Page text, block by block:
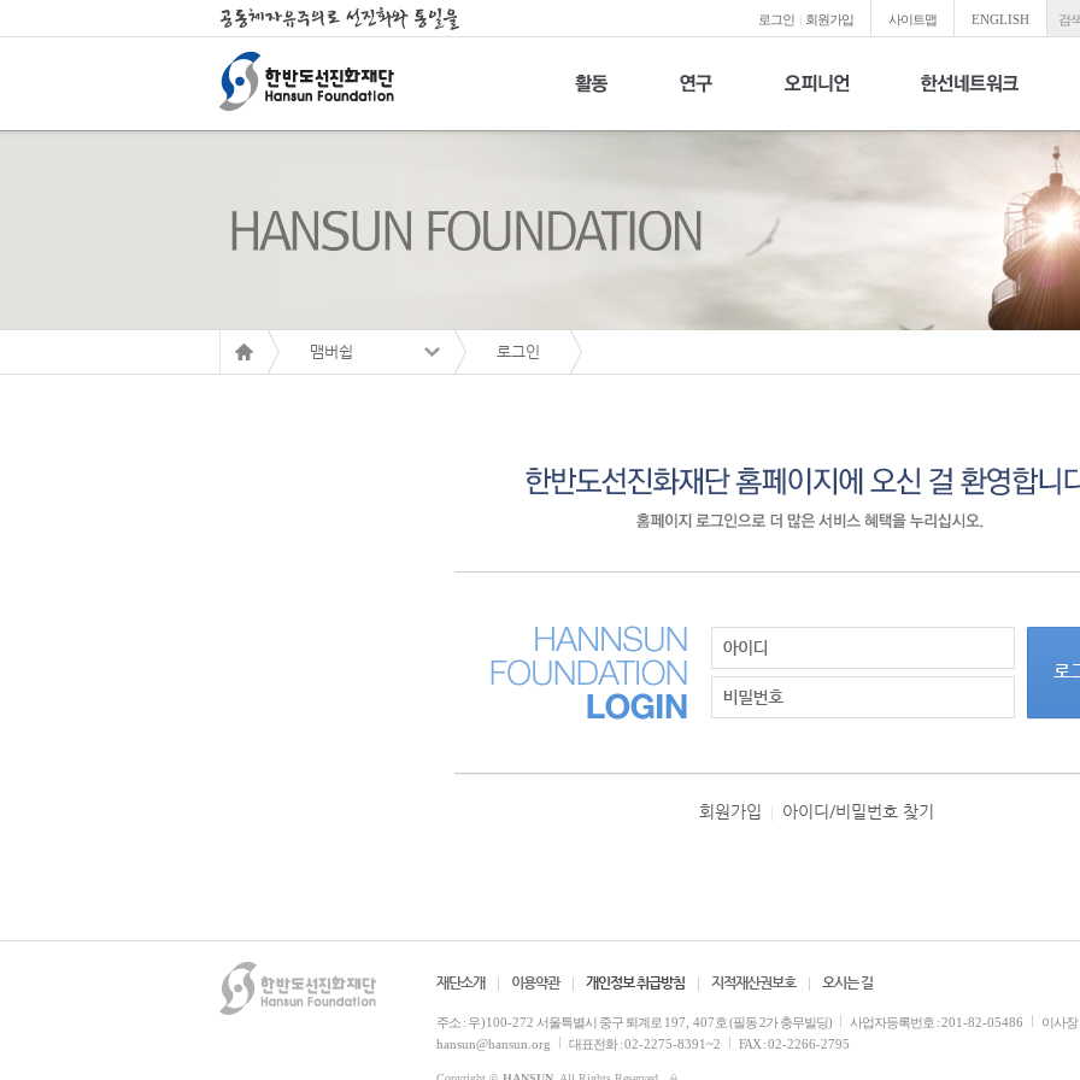
로그인 회원가입 사이트맵 ENGLISH 검
맴버쉽 로그인
회원가입 | 아이디/비밀번호 찾기
재단소개 이용약관 개인정보 취급방침 지적재산권보호 오시는 길
주소 : 우)100-272 서울특별시 중구 퇴계로 197, 407호 (필동 2가 충무빌딩) 사업자등록번호 :201-82-05486
이사장
hansun@hansun.org
대표전화 :02-2275-8391~2 FAX :02-2266-2795